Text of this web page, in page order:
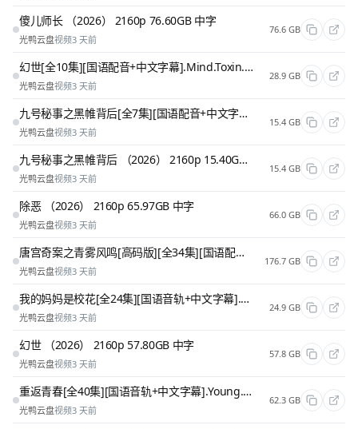
傻儿师长 （2026） 2160p 76.60GB 中字
光鸭云盘视频3 天前
76.6 GB
幻世[全10集][国语配音+中文字幕].Mind.Toxin.S01.2026
光鸭云盘视频3 天前
28.9 GB
九号秘事之黑帷背后[全7集][国语配音+中文字幕].2026.2160p.WEB-DL.H264
光鸭云盘视频3 天前
15.4 GB
九号秘事之黑帷背后 （2026） 2160p 15.40GB 中字
光鸭云盘视频3 天前
15.4 GB
除恶 （2026） 2160p 65.97GB 中字
光鸭云盘视频3 天前
66.0 GB
唐宫奇案之青雾风鸣[高码版][全34集][国语配音+中文字幕].2026
光鸭云盘视频3 天前
176.7 GB
我的妈妈是校花[全24集][国语音轨+中文字幕].Mama.Go.S01.2026
光鸭云盘视频3 天前
24.9 GB
幻世 （2026） 2160p 57.80GB 中字
光鸭云盘视频3 天前
57.8 GB
重返青春[全40集][国语音轨+中文字幕].Young.Again.S01.2026.50FPS
光鸭云盘视频3 天前
62.3 GB